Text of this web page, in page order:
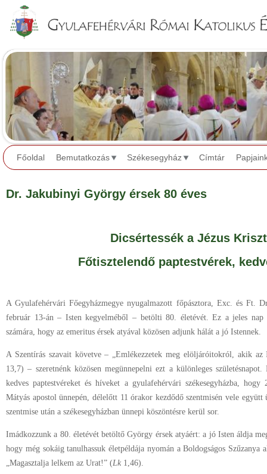
Főoldal Bemutatkozás Székesegyház Címtár
Dr. Jakubinyi György érsek 80 éves
Dicsértessék a Jézus
Főtisztelendő paptestvérek,
A Gyulafehérvári Főegyházmegye nyugalmazott főpásztora, Exc. és Ft.
február 13-án – Isten kegyelméből – betölti 80. életévét. Ez a jeles nap
számára, hogy az emeritus érsek atyával közösen adjunk hálát a jó Istennek.
A Szentírás szavait követve – „Emlékezzetek meg elöljáróitokról, akik az
13,7) – szeretnénk közösen megünnepelni ezt a különleges
kedves paptestvéreket és híveket a gyulafehérvári székesegyházba,
Mátyás apostol ünnepén, délelőtt 11 órakor kezdődő szentmisén vele
szentmise után a székesegyházban ünnepi köszöntésre kerül sor.
Imádkozzunk a 80. életévét betöltő György érsek atyáért: a jó Isten áldja
hogy még sokáig tanulhassuk életpéldája nyomán a Boldogságos Szűzanya
„Magasztalja lelkem az Urat!” (Lk 1,46).